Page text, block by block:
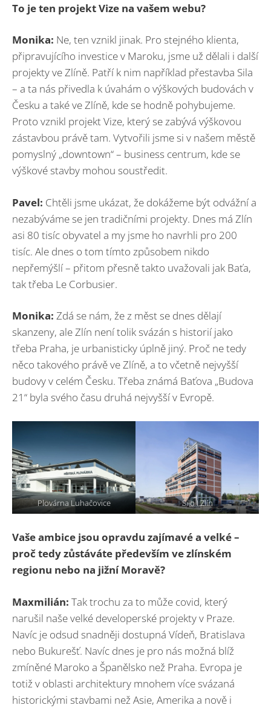
To je ten projekt Vize na vašem webu?
Monika: Ne, ten vznikl jinak. Pro stejného klienta,
připravujícího investice v Maroku, jsme už dělali i další
projekty ve Zlíně. Patří k nim například přestavba Sila
– a ta nás přivedla k úvahám o výškových budovách v
Česku a také ve Zlíně, kde se hodně pohybujeme.
Proto vznikl projekt Vize, který se zabývá výškovou
zástavbou právě tam. Vytvořili jsme si v našem městě
pomyslný „downtown“ – business centrum, kde se
výškové stavby mohou soustředit.
Pavel: Chtěli jsme ukázat, že dokážeme být odvážní a
nezabýváme se jen tradičními projekty. Dnes má Zlín
asi 80 tisíc obyvatel a my jsme ho navrhli pro 200
tisíc. Ale dnes o tom tímto způsobem nikdo
nepřemýšlí – přitom přesně takto uvažovali jak Baťa,
tak třeba Le Corbusier.
Monika: Zdá se nám, že z měst se dnes dělají
skanzeny, ale Zlín není tolik svázán s historií jako
třeba Praha, je urbanisticky úplně jiný. Proč ne tedy
něco takového právě ve Zlíně, a to včetně nejvyšší
budovy v celém Česku. Třeba známá Baťova „Budova
21“ byla svého času druhá nejvyšší v Evropě.
Plovárna Luhačovice Silo I Zlín
Vaše ambice jsou opravdu zajímavé a velké –
proč tedy zůstáváte především ve zlínském
regionu nebo na jižní Moravě?
Maxmilián: Tak trochu za to může covid, který
narušil naše velké developerské projekty v Praze.
Navíc je odsud snadněji dostupná Vídeň, Bratislava
nebo Bukurešť. Navíc dnes je pro nás možná blíž
zmíněné Maroko a Španělsko než Praha. Evropa je
totiž v oblasti architektury mnohem více svázaná
historickými stavbami než Asie, Amerika a nově i